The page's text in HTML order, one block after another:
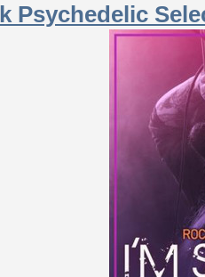
Psychedelic